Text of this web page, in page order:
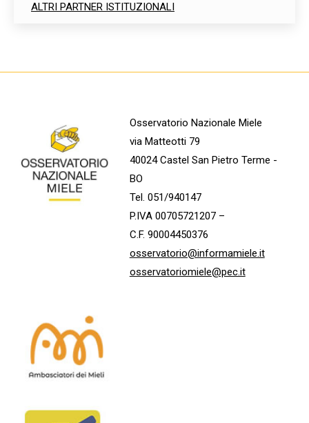
ALTRI PARTNER ISTITUZIONALI
Osservatorio Nazionale Miele
via Matteotti 79
40024 Castel San Pietro Terme -
BO
Tel. 051/940147
P.IVA 00705721207 –
C.F. 90004450376
osservatorio@informamiele.it
osservatoriomiele@pec.it